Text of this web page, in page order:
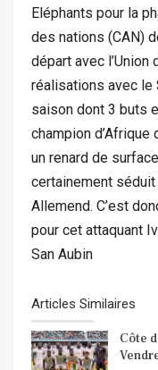
Eléphants pour la
des nations (CAN)
départ avec l’Union
réalisations avec
saison dont 3 buts
champion
un renard de
certainement
Allemend. C’est
pour cet attaquant
San Aubin
Articles Similaires
Côte